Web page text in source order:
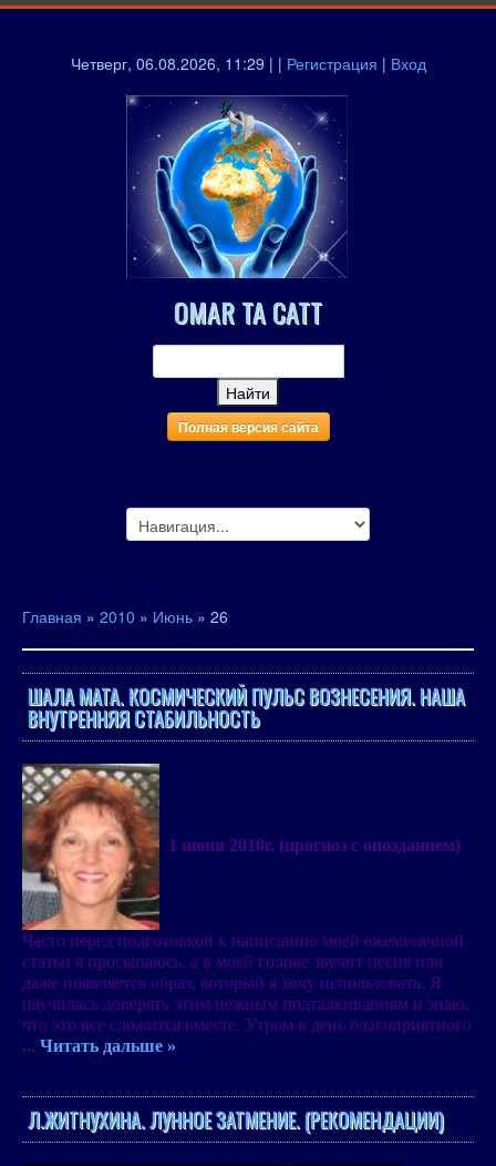
Четверг, 06.08.2026, 11:29 | | Регистрация | Вход
OMAR TA CATT
Полная версия сайта
Главная » 2010 » Июнь » 26
ШАЛА МАТА. КОСМИЧЕСКИЙ ПУЛЬС ВОЗНЕСЕНИЯ. НАША
ВНУТРЕННЯЯ СТАБИЛЬНОСТЬ
1 июня 2010г. (прогноз с опозданием)
Часто перед подготовкой к написанию моей ежемесячной
статьи я просыпаюсь, а в моей голове звучит песня или
даже появляется образ, который я хочу использовать. Я
научилась доверять этим нежным подталкиваниям и знаю,
что это все сложится вместе. Утром в день благоприятного
... Читать дальше »
Л.ЖИТНУХИНА. ЛУННОЕ ЗАТМЕНИЕ. (РЕКОМЕНДАЦИИ)